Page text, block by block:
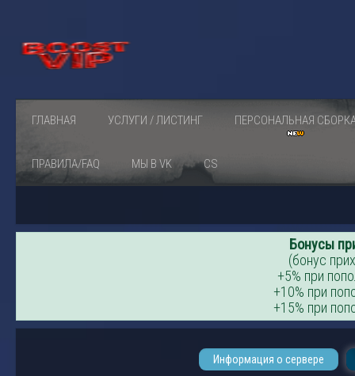
ГЛАВНАЯ УСЛУГИ / ЛИСТИНГ ПЕРСОНАЛЬНАЯ
ПРАВИЛА/FAQ МЫ В VK CS
Бонусы
(бонус
+5% при
+10% при
+15% при
Информация о сервере